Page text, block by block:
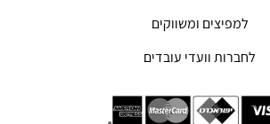
למפיצים ומשווקים
לחברות וועדי עובדים